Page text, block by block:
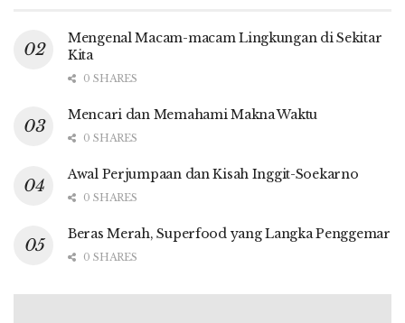
Mengenal Macam-macam Lingkungan di Sekitar
Kita
0 SHARES
Mencari dan Memahami Makna Waktu
0 SHARES
Awal Perjumpaan dan Kisah Inggit-Soekarno
0 SHARES
Beras Merah, Superfood yang Langka Penggemar
0 SHARES